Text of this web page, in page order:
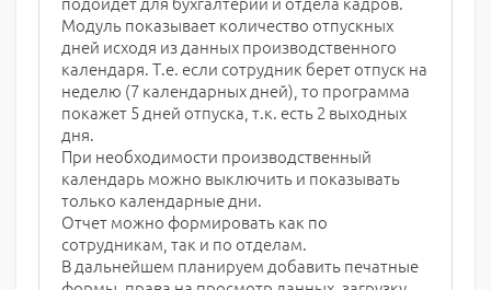
Модуль показывает количество отпускных
дней исходя из данных производственного
календаря. Т.е. если сотрудник берет отпуск на
неделю (7 календарных дней), то программа
покажет 5 дней отпуска, т.к. есть 2 выходных
дня.
При необходимости производственный
календарь можно выключить и показывать
только календарные дни.
Отчет можно формировать как по
сотрудникам, так и по отделам.
В дальнейшем планируем добавить печатные